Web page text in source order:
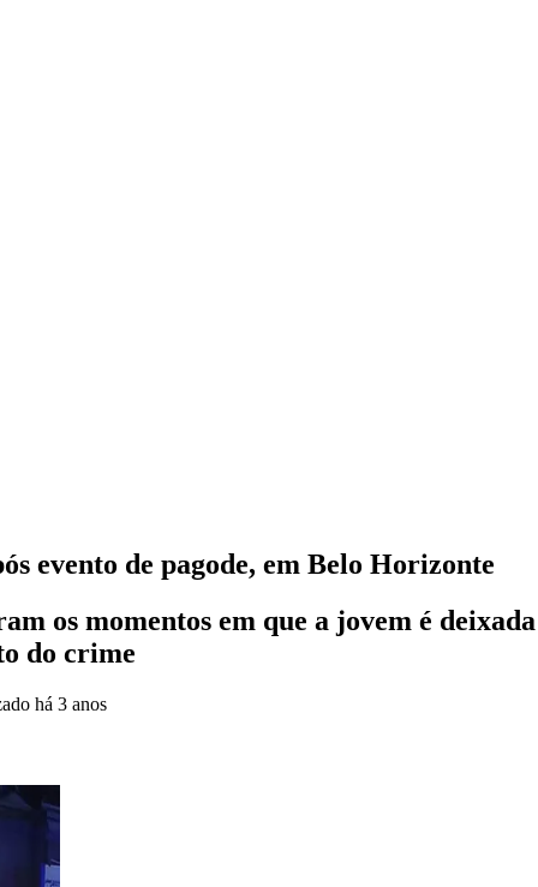
evento de pagode, em Belo Horizonte
os momentos em que a jovem é
do crime
há 3 anos